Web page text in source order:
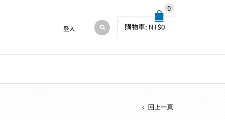
0
購物車: NT$0
登入
回上一頁